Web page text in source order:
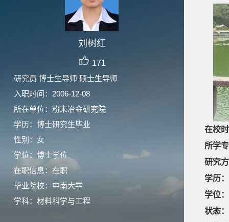
刘树红
171
研究员 博士生导师 硕士生导师
入职时间：2006-12-08
所在单位：粉末冶金研究院
学历：博士研究生毕业
性别：女
学位：博士学位
在职信息：在职
毕业院校：中南大学
学科：材料科学与工程
在校
所学
研究
学历：
学位：
状态：